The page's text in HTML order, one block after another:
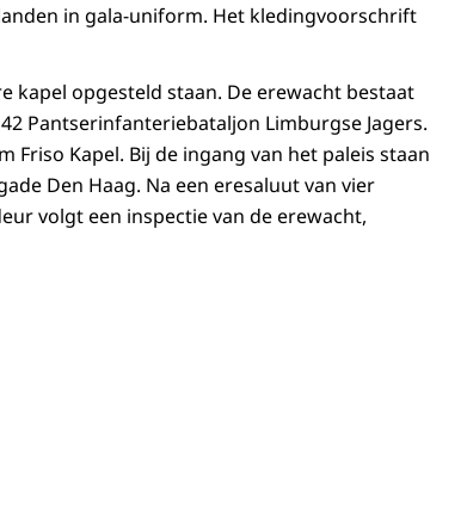
in gala-uniform. Het kledingvoorschrift
kapel opgesteld staan. De erewacht bestaat
Pantserinfanteriebataljon Limburgse Jagers.
Friso Kapel. Bij de ingang van het paleis staan
Den Haag. Na een eresaluut van vier
volgt een inspectie van de erewacht,